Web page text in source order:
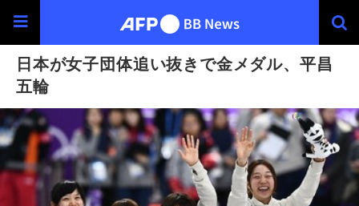
日本が女子団体追い抜きで金メダル、平昌
五輪